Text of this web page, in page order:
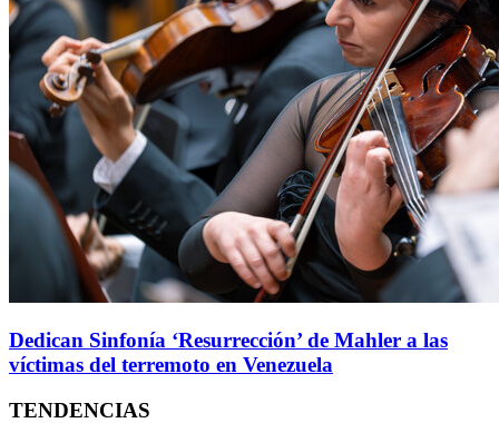
Dedican Sinfonía ‘Resurrección’ de Mahler a las
víctimas del terremoto en Venezuela
TENDENCIAS